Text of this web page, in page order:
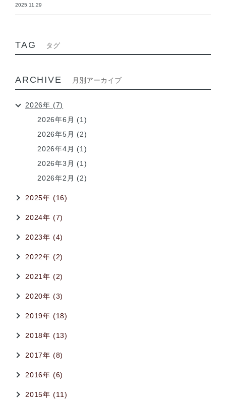
2025.11.29
TAG タグ
ARCHIVE 月別アーカイブ
2026年 (7)
2026年6月 (1)
2026年5月 (2)
2026年4月 (1)
2026年3月 (1)
2026年2月 (2)
2025年 (16)
2024年 (7)
2023年 (4)
2022年 (2)
2021年 (2)
2020年 (3)
2019年 (18)
2018年 (13)
2017年 (8)
2016年 (6)
2015年 (11)